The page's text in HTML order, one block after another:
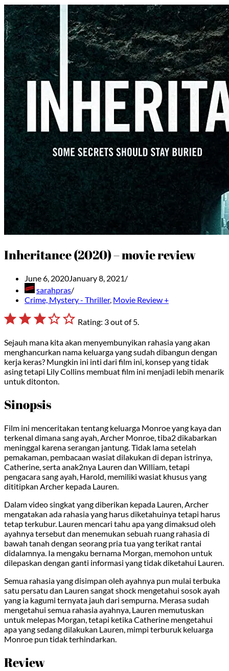
Inheritance (2020) – movie review
June 6, 2020January 8, 2021
sarahpras
Crime, Mystery - Thriller, Movie Review +
⭐
Rating: 3 out of 5.
Sejauh mana kita akan menyembunyikan rahasia yang akan
menghancurkan nama keluarga yang sudah dibangun dengan
kerja keras? Mungkin ini inti dari film ini, konsep yang tidak
asing tetapi Lily Collins membuat film ini menjadi lebih menarik
untuk ditonton.
Sinopsis
Film ini menceritakan tentang keluarga Monroe yang kaya dan
terkenal dimana sang ayah, Archer Monroe, tiba2 dikabarkan
meninggal karena serangan jantung. Tidak lama setelah
pemakaman, pembacaan wasiat dilakukan di depan istrinya,
Catherine, serta anak2nya Lauren dan William, tetapi
pengacara sang ayah, Harold, memiliki wasiat khusus yang
dititipkan Archer kepada Lauren.
Dalam video singkat yang diberikan kepada Lauren, Archer
mengatakan ada rahasia yang harus diketahuinya tetapi harus
tetap terkubur. Lauren mencari tahu apa yang dimaksud oleh
ayahnya tersebut dan menemukan sebuah ruang rahasia di
bawah tanah dengan seorang pria tua yang terikat rantai
didalamnya. Ia mengaku bernama Morgan, memohon untuk
dilepaskan dengan ganti informasi yang tidak diketahui Lauren.
Semua rahasia yang disimpan oleh ayahnya pun mulai terbuka
satu persatu dan Lauren sangat shock mengetahui sosok ayah
yang ia kagumi ternyata jauh dari sempurna. Merasa sudah
mengetahui semua rahasia ayahnya, Lauren memutuskan
untuk melepas Morgan, tetapi ketika Catherine mengetahui
apa yang sedang dilakukan Lauren, mimpi terburuk keluarga
Monroe pun tidak terhindarkan.
Review